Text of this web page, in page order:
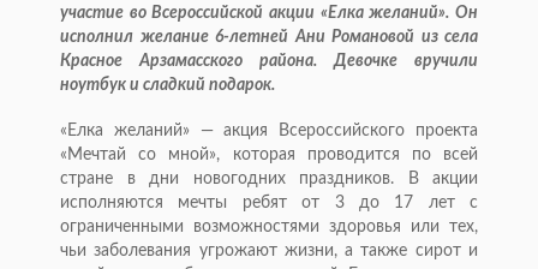
участие во Всероссийской акции «Елка желаний». Он
исполнил желание 6-летней Ани Романовой из села
Красное Арзамасского района. Девочке вручили
ноутбук и сладкий подарок.
«Елка желаний» — акция Всероссийского проекта
«Мечтай со мной», которая проводится по всей
стране в дни новогодних праздников. В акции
исполняются мечты ребят от 3 до 17 лет с
ограниченными возможностями здоровья или тех,
чьи заболевания угрожают жизни, а также сирот и